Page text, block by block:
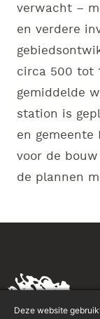
verwacht –
en verdere
circa 500 tot
gemiddelde
station is
en gemeente
voor de
de plannen
Deze website